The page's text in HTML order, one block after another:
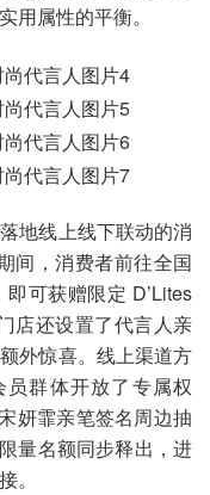
用属性的平衡。
地线上线下联动的消
间，消费者前往全国
可获赠限定 D’Lites
店还设置了代言人亲
外惊喜。线上渠道方
群体开放了专属权
妍霏亲笔签名周边抽
量名额同步释出，进
。